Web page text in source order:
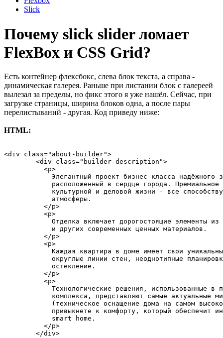
Slick
Почему slick slider ломает
FlexBox и CSS Grid?
Есть контейнер флексбокс, слева блок текста, а справа -
динамическая галерея. Раньше при листании блок с галереей
вылезал за пределы, но фикс этого я уже нашёл. Сейчас, при
загрузке страницы, ширина блоков одна, а после пары
перелистываний - другая. Код приведу ниже:
HTML:
<div class="about-builder">
        <div class="builder-description">
          <p>
Элегантный проект бизнес-класса надёжного
расположенный в сердце города. Премиальное
культурной и деловой жизни - все
            атмосферы.
          </p>
          <p>
Отделка включает дорогостоящие элементы из
            и других современных ценных материалов.
          </p>
          <p>
Каждая квартира в доме имеет свои
округлые линии стен, неоднотипные
            остекление.
          </p>
          <p>
Технологические решения, использованные в
комплекса, представляют самые актуальные
(техническое оснащение дома на самом
привыкнете к комфорту, который обеспечит
            smart home.
          </p>
        </div>